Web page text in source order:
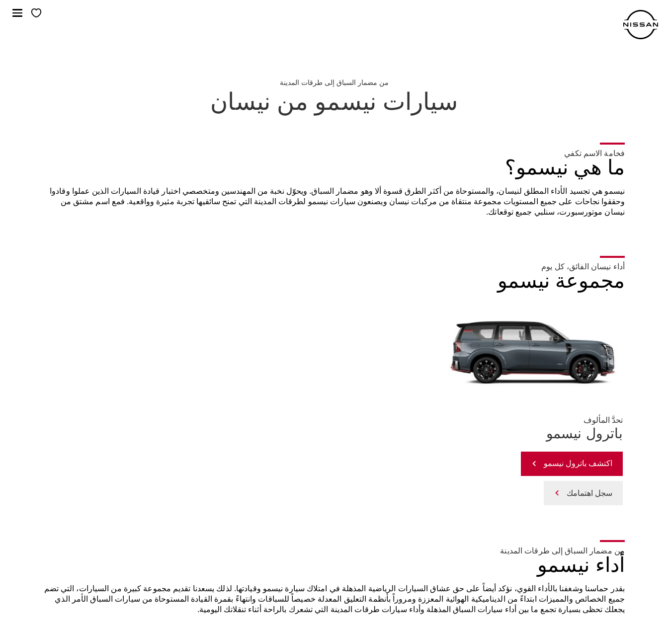
المحتوى
الرئيسي
من مضمار السباق إلى طرقات المدينة
سيارات نيسمو من نيسان
ما هي نيسمو؟
فخامة الاسم تكفي
نيسمو هي تجسيد الأداء المطلق لنيسان، والمستوحاة من أكثر الطرق قسوة ألا وهو مضمار السباق. ويحوّل نخبة من المهندسين ومتخصصي اختبار قيادة السيارات الذين عملوا وقادوا
وحققوا نجاحات على جميع المستويات مجموعة منتقاة من مركبات نيسان ويصنعون سيارات نيسمو لطرقات المدينة التي تمنح سائقيها تجربة مثيرة وواقعية. فمع اسم مشتق من
نيسان موتورسبورت، سنلبي جميع توقعاتك.
مجموعة نيسمو
أداء نيسان الفائق، كل يوم
باترول نيسمو
تحدَّ المألوف
اكتشف باترول نيسمو
سجل اهتمامك
أداء نيسمو
من مضمار السباق إلى طرقات المدينة
بقدر حماسنا وشغفنا بالأداء القوي، نؤكد أيضاً على حق عشاق السيارات الرياضية المذهلة في امتلاك سيارة نيسمو وقيادتها. لذلك يسعدنا تقديم مجموعة كبيرة من السيارات، التي تضم
جميع الخصائص والمميزات ابتداءً من الديناميكية الهوائية المعززة ومروراً بأنظمة التعليق المعدلة خصيصاً للسباقات وانتهاءً بقمرة القيادة المستوحاة من سيارات السباق الأمر الذي
يجعلك تحظى بسيارة تجمع ما بين أداء سيارات السباق المذهلة وأداء سيارات طرقات المدينة التي تشعرك بالراحة أثناء تنقلاتك اليومية.